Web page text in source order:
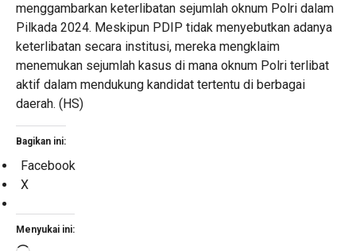
menggambarkan keterlibatan sejumlah oknum Polri dalam
Pilkada 2024. Meskipun PDIP tidak menyebutkan adanya
keterlibatan secara institusi, mereka mengklaim
menemukan sejumlah kasus di mana oknum Polri terlibat
aktif dalam mendukung kandidat tertentu di berbagai
daerah. (HS)
Bagikan ini:
Facebook
X
Menyukai ini: